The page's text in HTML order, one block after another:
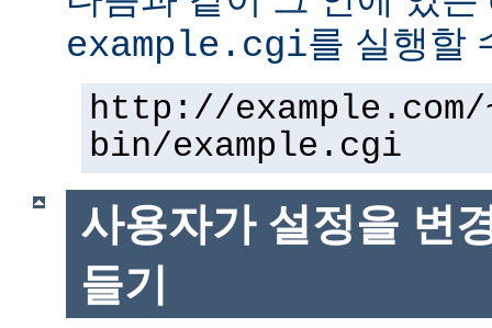
example.cgi를 실행할
http://
bin/example.cgi
사용자가 설정을 변
들기